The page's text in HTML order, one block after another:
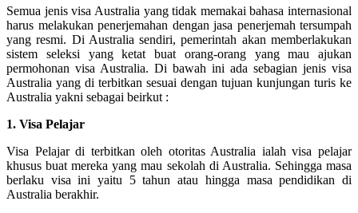
Semua jenis visa Australia yang tidak memakai bahasa internasional
harus melakukan penerjemahan dengan jasa penerjemah tersumpah
yang resmi. Di Australia sendiri, pemerintah akan memberlakukan
sistem seleksi yang ketat buat orang-orang yang mau ajukan
permohonan visa Australia. Di bawah ini ada sebagian jenis visa
Australia yang di terbitkan sesuai dengan tujuan kunjungan turis ke
Australia yakni sebagai beirkut :
1. Visa Pelajar
Visa Pelajar di terbitkan oleh otoritas Australia ialah visa pelajar
khusus buat mereka yang mau sekolah di Australia. Sehingga masa
berlaku visa ini yaitu 5 tahun atau hingga masa pendidikan di
Australia berakhir.